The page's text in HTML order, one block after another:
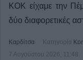
ΚΟΚ είχαμε την
δύο διαφορετικές
Καρδίτσα Κατηγορία
7 Αυγούστου 2026, 11:48